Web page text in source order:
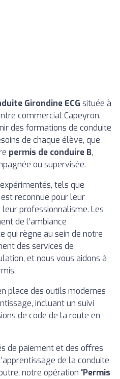
Girondine ECG située à
commercial Capeyron.
des formations de conduite
de chaque élève, que
permis de conduire B,
ou supervisée.
tels que
reconnue pour leur
professionnalisme. Les
de l’ambiance
qui règne au sein de notre
des services de
et nous vous aidons à
place des outils modernes
incluant un suivi
de code de la route en
de paiement et des offres
de la conduite
notre opération 'Permis